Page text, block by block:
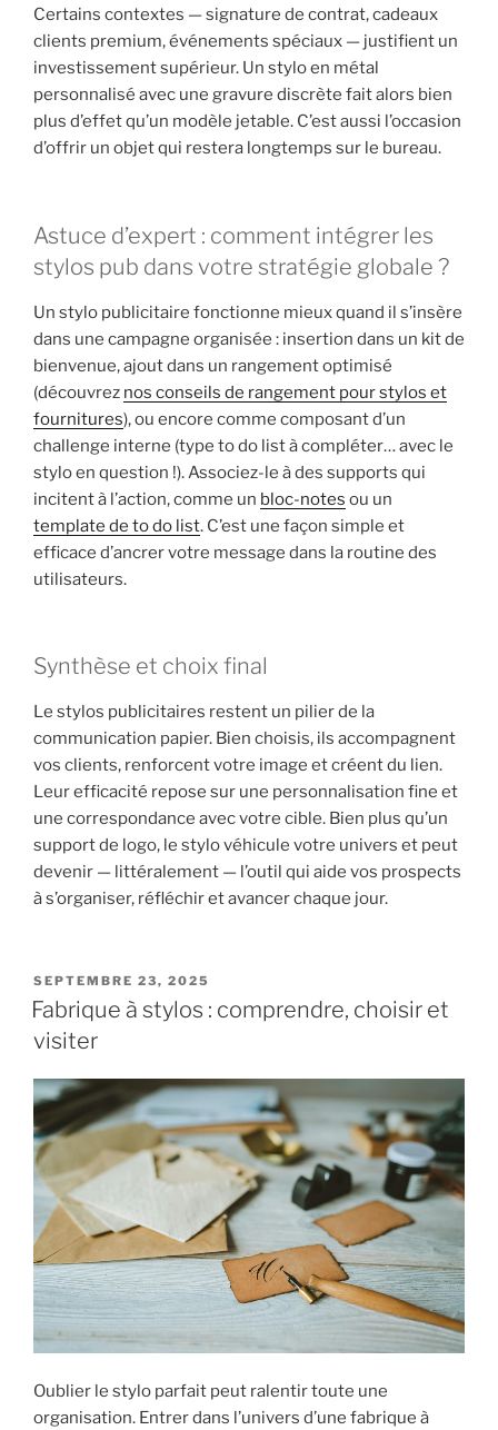
Certains contextes — signature de contrat, cadeaux
clients premium, événements spéciaux — justifient un
investissement supérieur. Un stylo en métal
personnalisé avec une gravure discrète fait alors bien
plus d’effet qu’un modèle jetable. C’est aussi l’occasion
d’offrir un objet qui restera longtemps sur le bureau.
Astuce d’expert : comment intégrer les
stylos pub dans votre stratégie globale ?
Un stylo publicitaire fonctionne mieux quand il s’insère
dans une campagne organisée : insertion dans un kit de
bienvenue, ajout dans un rangement optimisé
(découvrez nos conseils de rangement pour stylos et
fournitures), ou encore comme composant d’un
challenge interne (type to do list à compléter… avec le
stylo en question !). Associez-le à des supports qui
incitent à l’action, comme un bloc-notes ou un
template de to do list. C’est une façon simple et
efficace d’ancrer votre message dans la routine des
utilisateurs.
Synthèse et choix final
Le stylos publicitaires restent un pilier de la
communication papier. Bien choisis, ils accompagnent
vos clients, renforcent votre image et créent du lien.
Leur efficacité repose sur une personnalisation fine et
une correspondance avec votre cible. Bien plus qu’un
support de logo, le stylo véhicule votre univers et peut
devenir — littéralement — l’outil qui aide vos prospects
à s’organiser, réfléchir et avancer chaque jour.
PUBLIÉ
LE
SEPTEMBRE 23, 2025
Fabrique à stylos : comprendre, choisir et
visiter
Oublier le stylo parfait peut ralentir toute une
organisation. Entrer dans l’univers d’une fabrique à